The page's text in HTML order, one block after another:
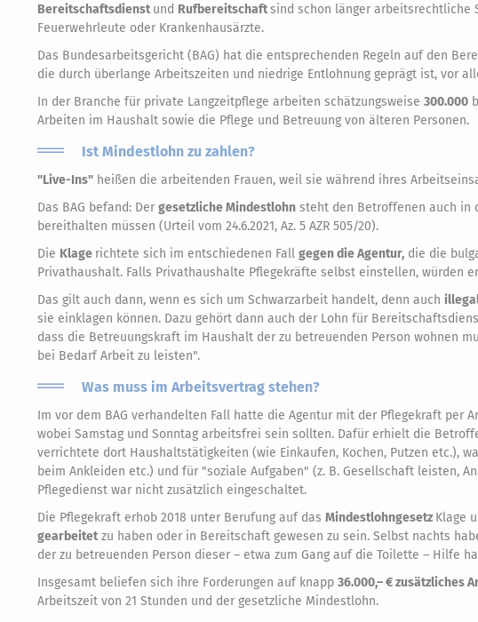
Bereitschaftsdienstund Rufbereitschaftsind schon länger arbeitsrechtliche
Feuerwehrleute oder Krankenhausärzte.
Das Bundesarbeitsgericht (BAG) hat die entsprechenden Regeln auf den
die durch überlange Arbeitszeiten und niedrige Entlohnung geprägt ist, vor
In der Branche für private Langzeitpflege arbeiten schätzungsweise 300.000
Arbeiten im Haushalt sowie die Pflege und Betreuung von älteren Personen.
Ist Mindestlohn zu zahlen?
"Live-Ins" heißen die arbeitenden Frauen, weil sie während ihres
Das BAG befand: Der gesetzliche Mindestlohn steht den Betroffenen auch in
bereithalten müssen (Urteil vom 24.6.2021, Az. 5 AZR 505/20).
Die Klage richtete sich im entschiedenen Fall gegen die Agentur, die die
Privathaushalt. Falls Privathaushalte Pflegekräfte selbst einstellen, würden
Das gilt auch dann, wenn es sich um Schwarzarbeit handelt, denn auch
sie einklagen können. Dazu gehört dann auch der Lohn für
dass die Betreuungskraft im Haushalt der zu betreuenden Person wohnen
bei Bedarf Arbeit zu leisten".
Was muss im Arbeitsvertrag stehen?
Im vor dem BAG verhandelten Fall hatte die Agentur mit der Pflegekraft per
wobei Samstag und Sonntag arbeitsfrei sein sollten. Dafür erhielt die
verrichtete dort Haushaltstätigkeiten (wie Einkaufen, Kochen, Putzen etc.),
beim Ankleiden etc.) und für "soziale Aufgaben" (z. B. Gesellschaft leisten,
Pflegedienst war nicht zusätzlich eingeschaltet.
Die Pflegekraft erhob 2018 unter Berufung auf das Mindestlohngesetz Klage
gearbeitetzu haben oder in Bereitschaft gewesen zu sein. Selbst nachts
der zu betreuenden Person dieser – etwa zum Gang auf die Toilette – Hilfe
Insgesamt beliefen sich ihre Forderungen auf knapp 36.000,– € zusätzliches
Arbeitszeit von 21 Stunden und der gesetzliche Mindestlohn.